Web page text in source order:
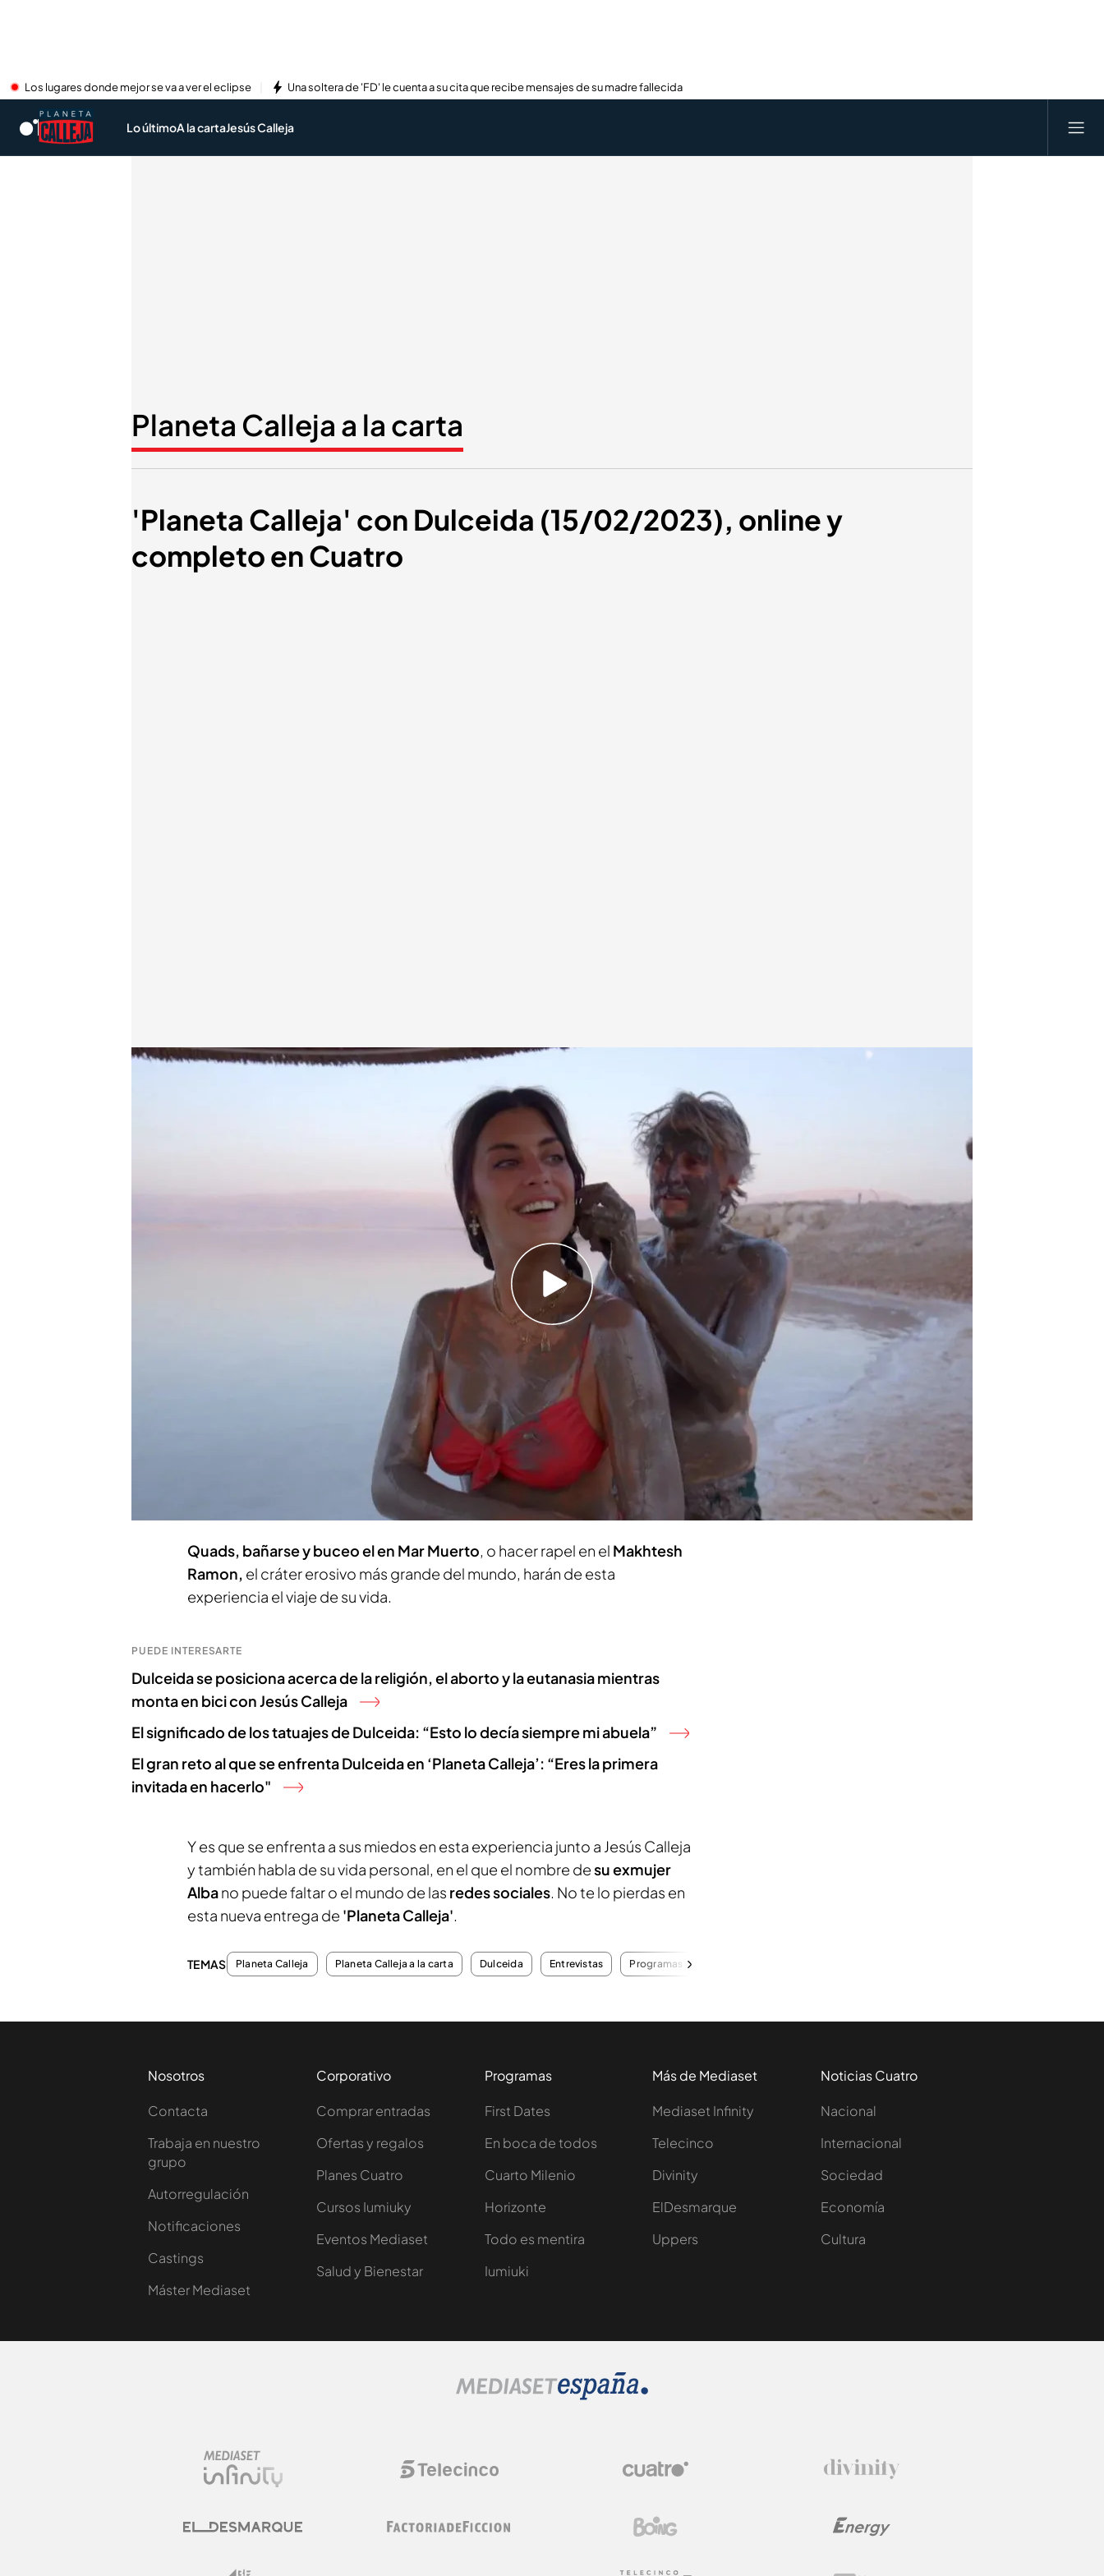
Los lugares donde mejor se va a ver el eclipse Una soltera de 'FD' le cuenta a su cita que recibe mensajes de su madre fallecida
Lo últimoA la cartaJesús Calleja
Planeta Calleja a la carta
'Planeta Calleja' con Dulceida (15/02/2023), online y
completo en Cuatro
'Planeta Calleja' con Dulceida, completo en Cuatro
Disfruta del programa completo de 'Planeta Calleja' con Duceida en
Dulceida se sincera como nunca sobre su exmujer Alba y desvela que
sigue teniendo relación con ella: “Es el amor de mi vida”
'Planeta Calleja' con Ana Mena (15/03/2023), online y completo en
'influencer' e 'instagramer' Dulceidavivirá una experiencia única de la
Jesús Calleja en Israel . EnJerusalén verán el estado más espiritual
de este mundo donde Dulceida también sacará esta parte suya en un
mundo demasiado superficial.
Quads, bañarse y buceo el en Mar Muerto, o hacer rapel en el Makhtesh
Ramon, el cráter erosivo más grande del mundo, harán de esta
experiencia el viaje de su vida.
PUEDE INTERESARTE
Dulceida se posiciona acerca de la religión, el aborto y la eutanasia mientras
monta en bici con Jesús Calleja
El significado de los tatuajes de Dulceida: “Esto lo decía siempre mi abuela”
El gran reto al que se enfrenta Dulceida en ‘Planeta Calleja’: “Eres la primera
invitada en hacerlo"
Y es que se enfrenta a sus miedos en esta experiencia junto a Jesús Calleja
y también habla de su vida personal, en el que el nombre desu exmujer
Albano puede faltar o el mundo de las redes sociales. No te lo pierdas en
esta nueva entrega de 'Planeta Calleja'.
TEMAS Planeta Calleja Planeta Calleja a la carta Dulceida Entrevistas Programas completos
Nosotros
Contacta
Trabaja en nuestro
grupo
Autorregulación
Notificaciones
Castings
Máster Mediaset
Corporativo
Comprar entradas
Ofertas y regalos
Planes Cuatro
Cursos Iumiuky
Eventos Mediaset
Salud y Bienestar
Programas
First Dates
En boca de todos
Cuarto Milenio
Horizonte
Todo es mentira
Iumiuki
Más de Mediaset
Mediaset Infinity
Telecinco
Divinity
ElDesmarque
Uppers
Noticias Cuatro
Nacional
Internacional
Sociedad
Economía
Cultura